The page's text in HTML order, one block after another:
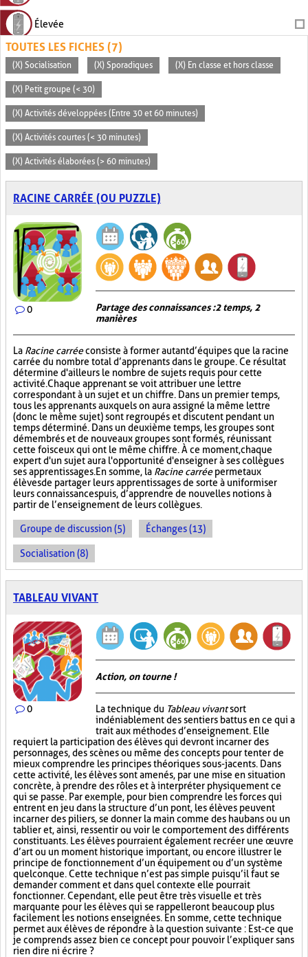
Élevée
TOUTES LES FICHES (7)
(X) Socialisation (X) Sporadiques (X) En classe et hors classe
(X) Petit groupe (< 30)
(X) Activités développées (Entre 30 et 60 minutes)
(X) Activités courtes (< 30 minutes)
(X) Activités élaborées (> 60 minutes)
RACINE CARRÉE (OU PUZZLE)
0
Partage des connaissances : 2 temps, 2
manières
La Racine carréeconsiste à former autant d’équipes que la racine
carrée du nombre total d’apprenants dans le groupe. Ce résultat
détermine d'ailleurs le nombre de sujets requis pour cette
activité. Chaque apprenant se voit attribuer une lettre
correspondant à un sujet et un chiffre. Dans un premier temps,
tous les apprenants auxquels on aura assigné la même lettre
(donc le même sujet) sont regroupés et discutent pendant un
temps déterminé. Dans un deuxième temps, les groupes sont
démembrés et de nouveaux groupes sont formés, réunissant
cette fois ceux qui ont le même chiffre. À ce moment, chaque
expert d'un sujet aura l'opportunité d'enseigner à ses collègues
ses apprentissages. En somme, la Racine carréepermet aux
élèves de partager leurs apprentissages de sorte à uniformiser
leurs connaissances puis, d’apprendre de nouvelles notions à
partir de l’enseignement de leurs collègues.
Groupe de discussion (5) Échanges (13)
Socialisation (8)
TABLEAU VIVANT
0
Action, on tourne !
La technique du Tableau vivantsort
indéniablement des sentiers battus en ce qui a
trait aux méthodes d’enseignement. Elle
requiert la participation des élèves qui devront incarner des
personnages, des scènes ou même des concepts pour tenter de
mieux comprendre les principes théoriques sous-jacents. Dans
cette activité, les élèves sont amenés, par une mise en situation
concrète, à prendre des rôles et à interpréter physiquement ce
qui se passe. Par exemple, pour bien comprendre les forces qui
entrent en jeu dans la structure d’un pont, les élèves peuvent
incarner des piliers, se donner la main comme des haubans ou un
tablier et, ainsi, ressentir ou voir le comportement des différents
constituants. Les élèves pourraient également recréer une œuvre
d’art ou un moment historique important, ou encore illustrer le
principe de fonctionnement d’un équipement ou d’un système
quelconque. Cette technique n’est pas simple puisqu’il faut se
demander comment et dans quel contexte elle pourrait
fonctionner. Cependant, elle peut être très visuelle et très
marquante pour les élèves qui se rappelleront beaucoup plus
facilement les notions enseignées. En somme, cette technique
permet aux élèves de répondre à la question suivante : Est-ce que
je comprends assez bien ce concept pour pouvoir l’expliquer sans
rien dire ni écrire ?